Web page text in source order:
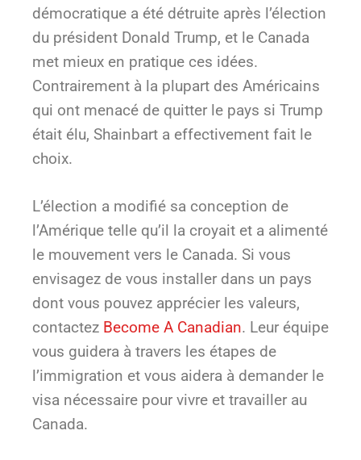
démocratique a été détruite après l’élection
du président Donald Trump, et le Canada
met mieux en pratique ces idées.
Contrairement à la plupart des Américains
qui ont menacé de quitter le pays si Trump
était élu, Shainbart a effectivement fait le
choix.
L’élection a modifié sa conception de
l’Amérique telle qu’il la croyait et a alimenté
le mouvement vers le Canada. Si vous
envisagez de vous installer dans un pays
dont vous pouvez apprécier les valeurs,
contactez Become A Canadian. Leur équipe
vous guidera à travers les étapes de
l’immigration et vous aidera à demander le
visa nécessaire pour vivre et travailler au
Canada.